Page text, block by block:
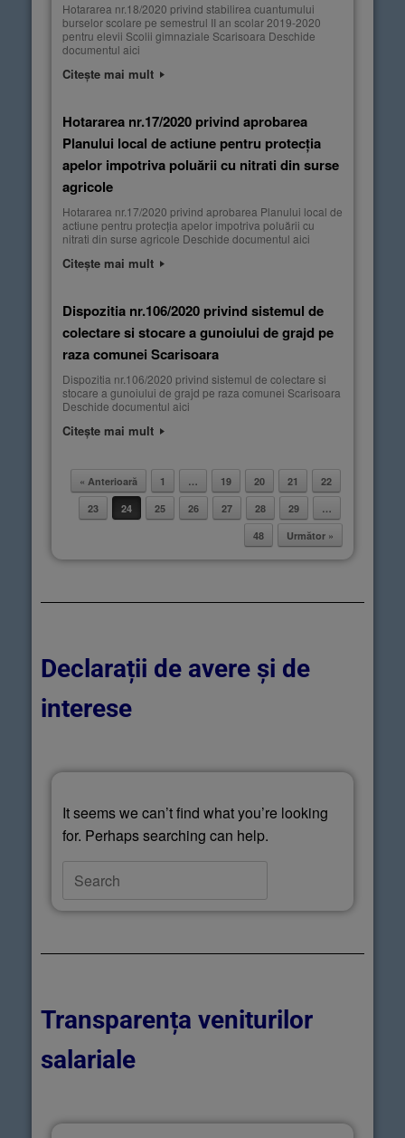
Hotararea nr.18/2020 privind stabilirea cuantumului
burselor scolare pe semestrul II an scolar 2019-2020
pentru elevii Scolii gimnaziale Scarisoara Deschide
documentul aici
Citește mai mult
Hotararea nr.17/2020 privind aprobarea
Planului local de actiune pentru protecția
apelor impotriva poluării cu nitrati din surse
agricole
Hotararea nr.17/2020 privind aprobarea Planului local de
actiune pentru protecția apelor impotriva poluării cu
nitrati din surse agricole Deschide documentul aici
Citește mai mult
Dispozitia nr.106/2020 privind sistemul de
colectare si stocare a gunoiului de grajd pe
raza comunei Scarisoara
Dispozitia nr.106/2020 privind sistemul de colectare si
stocare a gunoiului de grajd pe raza comunei Scarisoara
Deschide documentul aici
Citește mai mult
Post navigation
« Anterioară 1 … 19 20 21
22
23
24 25 26 27 28 29
…
48
Următor »
Declarații de avere și de
interese
It seems we can’t find what you’re looking
for. Perhaps searching can help.
Transparența veniturilor
salariale